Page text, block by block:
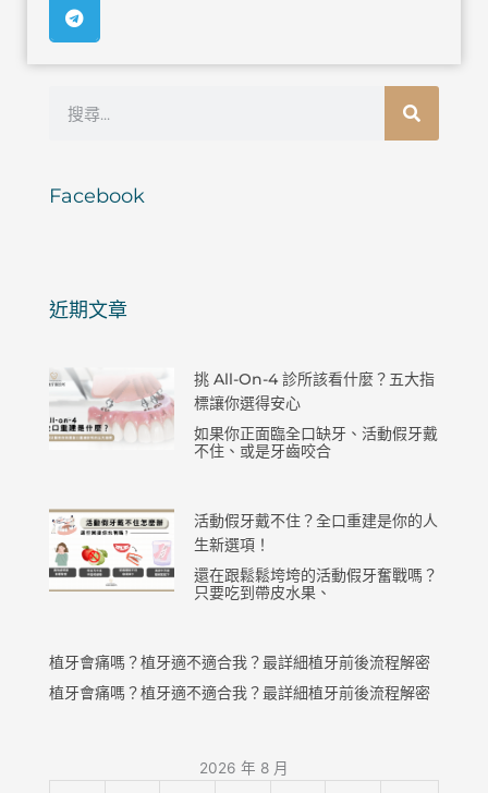
Facebook
近期文章
挑 All-On-4 診所該看什麼？五大指
標讓你選得安心
如果你正面臨全口缺牙、活動假牙戴
不住、或是牙齒咬合
活動假牙戴不住？全口重建是你的人
生新選項！
還在跟鬆鬆垮垮的活動假牙奮戰嗎？
只要吃到帶皮水果、
植牙會痛嗎？植牙適不適合我？最詳細植牙前後流程解密
植牙會痛嗎？植牙適不適合我？最詳細植牙前後流程解密
2026 年 8 月